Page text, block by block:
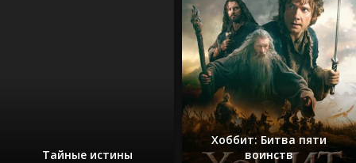
Тайные истины
Хоббит: Битва пяти
воинств